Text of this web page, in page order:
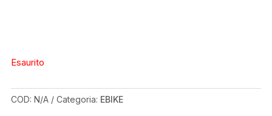
Esaurito
COD: N/A Categoria: EBIKE